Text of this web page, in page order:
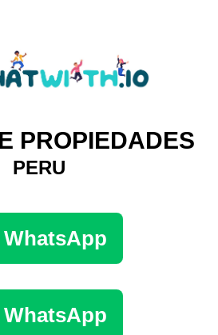
PROPIEDADES
PERU
WhatsApp
WhatsApp